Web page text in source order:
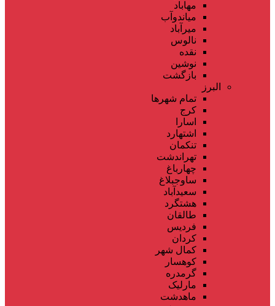
مهاباد
میاندوآب
میرآباد
نالوس
نقده
نوشین
بازگشت
البرز
تمام شهر‌ها
کرج
اسارا
اشتهارد
تنکمان
تهراندشت
چهارباغ
ساوجبلاغ
سعیدآباد
هشتگرد
طالقان
فردیس
کردان
کمال شهر
کوهسار
گرمدره
مارلیک
ماهدشت